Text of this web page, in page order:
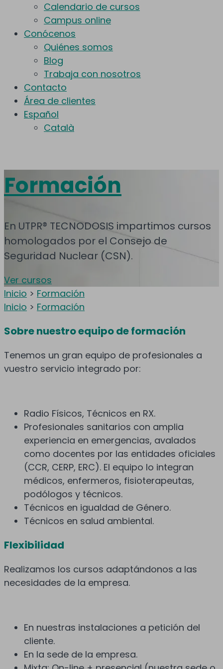
Calendario de cursos
Campus online
Conócenos
Quiénes somos
Blog
Trabaja con nosotros
Contacto
Área de clientes
Español
Català
Formación
En UTPR® TECNODOSIS impartimos cursos
homologados por el Consejo de
Seguridad Nuclear (CSN).
Ver cursos
Inicio > Formación
Inicio > Formación
Sobre nuestro equipo de formación
Tenemos un gran equipo de profesionales a
vuestro servicio integrado por:
Radio Físicos, Técnicos en RX.
Profesionales sanitarios con amplia
experiencia en emergencias, avalados
como docentes por las entidades oficiales
(CCR, CERP, ERC). El equipo lo integran
médicos, enfermeros, fisioterapeutas,
podólogos y técnicos.
Técnicos en igualdad de Género.
Técnicos en salud ambiental.
Flexibilidad
Realizamos los cursos adaptándonos a las
necesidades de la empresa.
En nuestras instalaciones a petición del
cliente.
En la sede de la empresa.